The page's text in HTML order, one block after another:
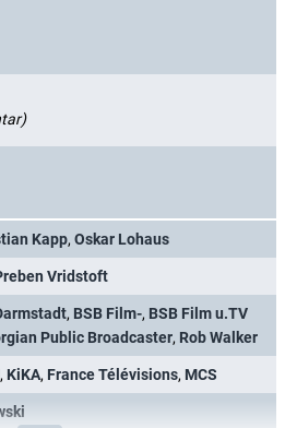
Kapp, Oskar Lohaus
Vridstoft
, BSB Film-, BSB Film u.TV
Public Broadcaster, Rob Walker
, KiKA, France Télévisions, MCS